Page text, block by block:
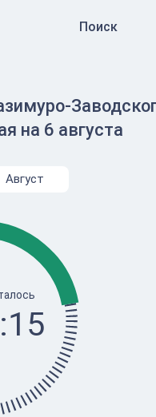
Поиск
на 6 августа
Август